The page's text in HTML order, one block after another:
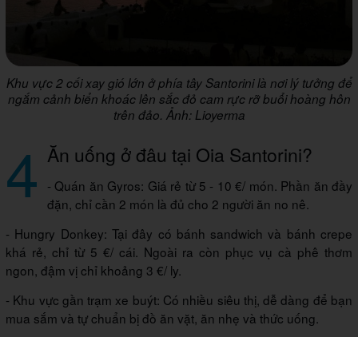
Khu vực 2 cối xay gió lớn ở phía tây Santorini là nơi lý tưởng để
ngắm cảnh biển khoác lên sắc đỏ cam rực rỡ buổi hoàng hôn
trên đảo. Ảnh: Lioyerma
4 Ăn uống ở đâu tại Oia Santorini?
- Quán ăn Gyros: Giá rẻ từ 5 - 10 €/ món. Phần ăn đầy
đặn, chỉ cần 2 món là đủ cho 2 người ăn no nê.
- Hungry Donkey: Tại đây có bánh sandwich và bánh crepe
khá rẻ, chỉ từ 5 €/ cái. Ngoài ra còn phục vụ cà phê thơm
ngon, đậm vị chỉ khoảng 3 €/ ly.
- Khu vực gần trạm xe buýt: Có nhiều siêu thị, dễ dàng để bạn
mua sắm và tự chuẩn bị đồ ăn vặt, ăn nhẹ và thức uống.